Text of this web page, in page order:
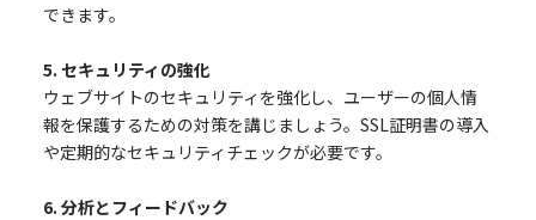
できます。
5. セキュリティの強化
ウェブサイトのセキュリティを強化し、ユーザーの個人情
報を保護するための対策を講じましょう。SSL証明書の導入
や定期的なセキュリティチェックが必要です。
6. 分析とフィードバック